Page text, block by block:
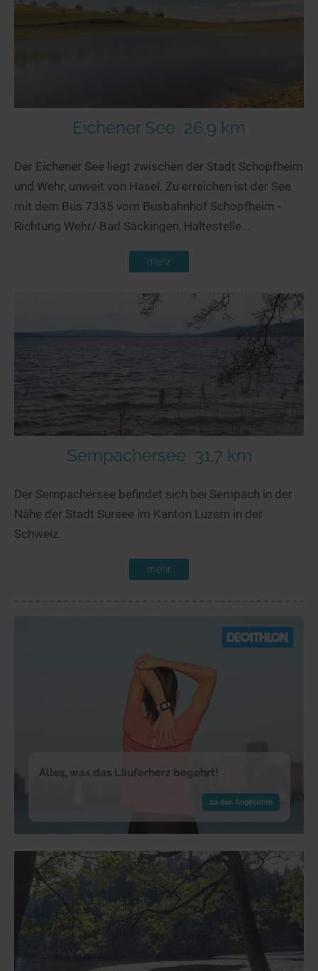
Eichener See 26,9 km
Der Eichener See liegt zwischen der Stadt Schopfheim
und Wehr, unweit von Hasel. Zu erreichen ist der See
mit dem Bus 7335 vom Busbahnhof Schopfheim -
Richtung Wehr/ Bad Säckingen, Haltestelle...
mehr
Sempachersee 31,7 km
Der Sempachersee befindet sich bei Sempach in der
Nähe der Stadt Sursee im Kanton Luzern in der
Schweiz.
mehr
Alles, was das Läuferherz begehrt!
zu den Angeboten